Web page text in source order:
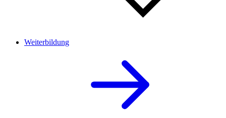
Weiterbildung